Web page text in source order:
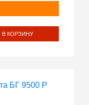
В КОРЗИНУ